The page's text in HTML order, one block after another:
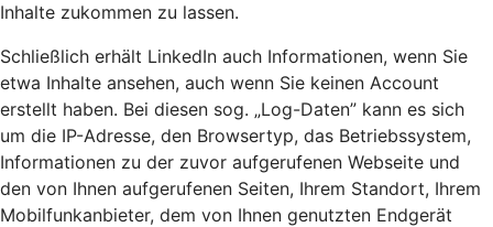
Inhalte zukommen zu lassen.
Schließlich erhält LinkedIn auch Informationen, wenn Sie
etwa Inhalte ansehen, auch wenn Sie keinen Account
erstellt haben. Bei diesen sog. „Log-Daten” kann es sich
um die IP-Adresse, den Browsertyp, das Betriebssystem,
Informationen zu der zuvor aufgerufenen Webseite und
den von Ihnen aufgerufenen Seiten, Ihrem Standort, Ihrem
Mobilfunkanbieter, dem von Ihnen genutzten Endgerät